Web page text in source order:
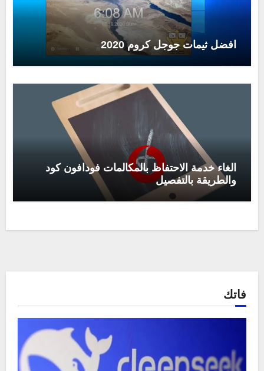
افضل ثيمات جوجل كروم 2020
الغاء خدمة الاحتفاظ بالمكالمات فودافون كود
والطريقة بالتفصيل
فاتك